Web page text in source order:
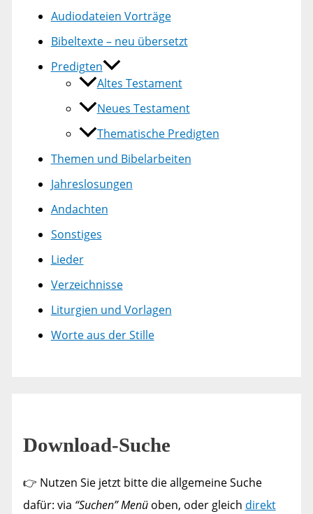
Audiodateien Vorträge
Bibeltexte – neu übersetzt
Predigten
Altes Testament
Neues Testament
Thematische Predigten
Themen und Bibelarbeiten
Jahreslosungen
Andachten
Sonstiges
Lieder
Verzeichnisse
Liturgien und Vorlagen
Worte aus der Stille
Download-Suche
👉 Nutzen Sie jetzt bitte die allgemeine Suche
dafür: via “Suchen” Menüoben, oder gleich direkt